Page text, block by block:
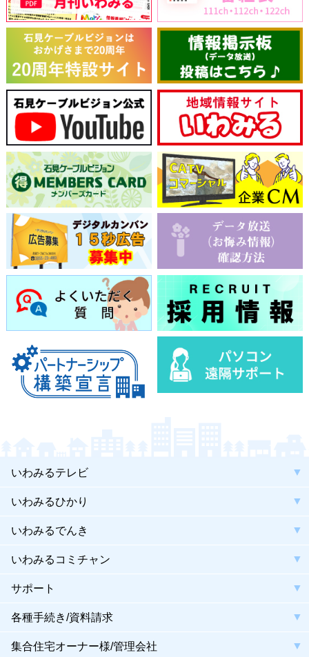
いわみるテレビ
いわみるひかり
いわみるでんき
いわみるコミチャン
サポート
各種手続き/資料請求
集合住宅オーナー様/管理会社